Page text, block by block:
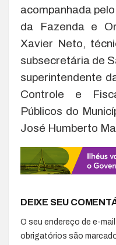
acompanhada
da Fazenda e
Xavier Neto,
subsecretária de
superintendente
Controle e
Públicos do
José Humberto
DEIXE SEU
O seu endereço de e-
obrigatórios são